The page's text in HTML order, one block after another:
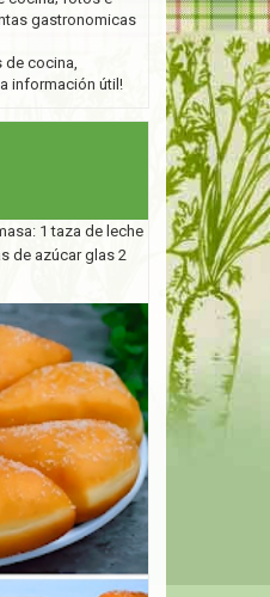
gastronomicas
de cocina,
información útil!
1 taza de leche
de azúcar glas 2